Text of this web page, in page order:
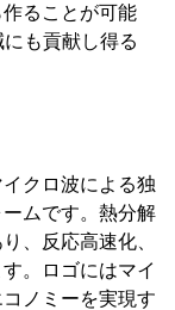
ることが可能
も貢献し得る
クロ波による独
ムです。熱分解
、反応高速化、
。ロゴにはマイ
ノミーを実現す